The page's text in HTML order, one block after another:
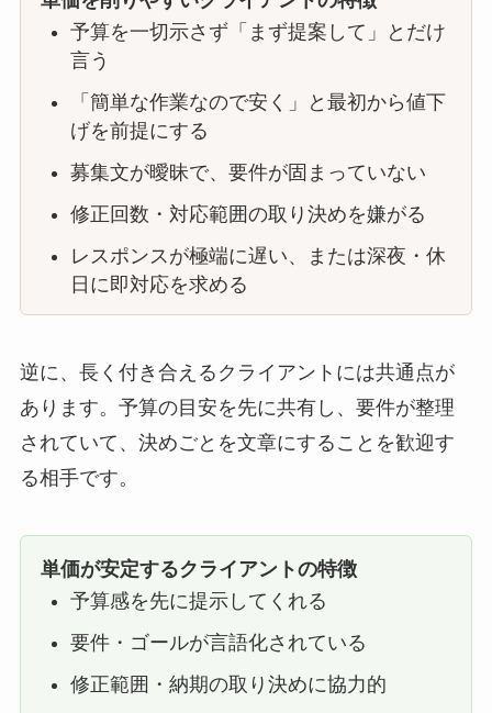
予算を一切示さず「まず提案して」とだけ
言う
「簡単な作業なので安く」と最初から値下
げを前提にする
募集文が曖昧で、要件が固まっていない
修正回数・対応範囲の取り決めを嫌がる
レスポンスが極端に遅い、または深夜・休
日に即対応を求める
逆に、長く付き合えるクライアントには共通点が
あります。予算の目安を先に共有し、要件が整理
されていて、決めごとを文章にすることを歓迎す
る相手です。
単価が安定するクライアントの特徴
予算感を先に提示してくれる
要件・ゴールが言語化されている
修正範囲・納期の取り決めに協力的